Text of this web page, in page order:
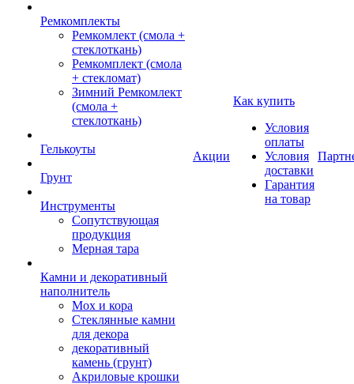
Ремкомплекты
Ремкомлект (смола +
стеклоткань)
Ремкомплект (смола
+ стекломат)
Зимний Ремкомлект
(смола +
стеклоткань)
Гелькоуты
Грунт
Инструменты
Сопутствующая
продукция
Мерная тара
Камни и декоративный
наполнитель
Мох и кора
Стеклянные камни
для декора
декоративный
камень (грунт)
Акриловые крошки
Акции
Как купить
Условия
оплаты
Условия
доставки
Гарантия
на товар